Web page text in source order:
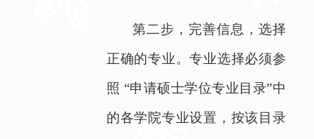
第二步，完善信息，选择
正确的专业。专业选择必须参
照 “申请硕士学位专业目录”中
的各学院专业设置，按该目录